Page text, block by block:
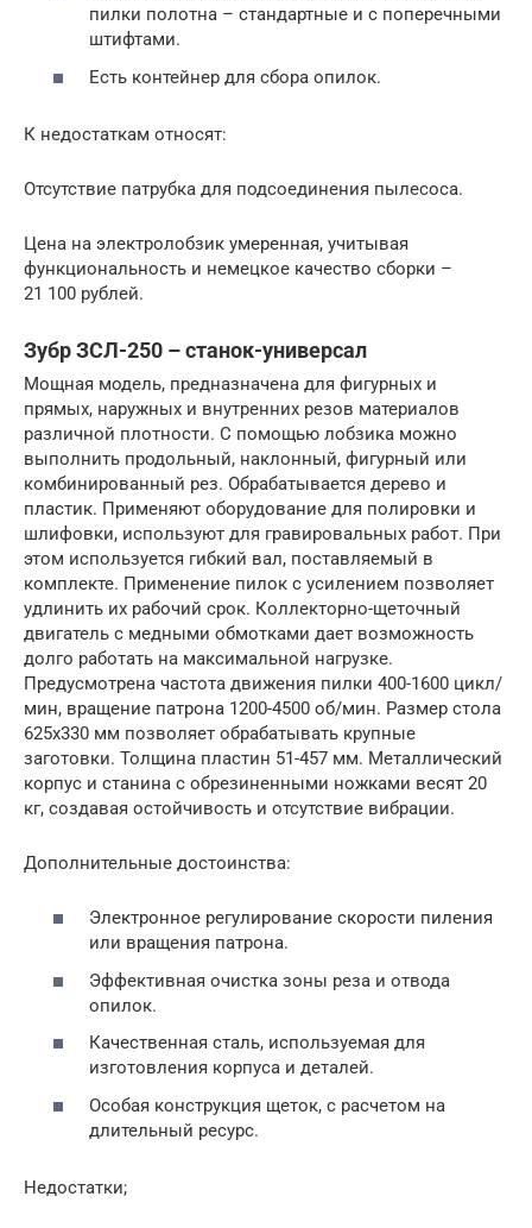
пилки полотна – стандартные и с поперечными
штифтами.
Есть контейнер для сбора опилок.
К недостаткам относят:
Отсутствие патрубка для подсоединения пылесоса.
Цена на электролобзик умеренная, учитывая
функциональность и немецкое качество сборки –
21 100 рублей.
Зубр ЗСЛ-250 – станок-универсал
Мощная модель, предназначена для фигурных и
прямых, наружных и внутренних резов материалов
различной плотности. С помощью лобзика можно
выполнить продольный, наклонный, фигурный или
комбинированный рез. Обрабатывается дерево и
пластик. Применяют оборудование для полировки и
шлифовки, используют для гравировальных работ. При
этом используется гибкий вал, поставляемый в
комплекте. Применение пилок с усилением позволяет
удлинить их рабочий срок. Коллекторно-щеточный
двигатель с медными обмотками дает возможность
долго работать на максимальной нагрузке.
Предусмотрена частота движения пилки 400-1600 цикл/
мин, вращение патрона 1200-4500 об/мин. Размер стола
625х330 мм позволяет обрабатывать крупные
заготовки. Толщина пластин 51-457 мм. Металлический
корпус и станина с обрезиненными ножками весят 20
кг, создавая остойчивость и отсутствие вибрации.
Дополнительные достоинства:
Электронное регулирование скорости пиления
или вращения патрона.
Эффективная очистка зоны реза и отвода
опилок.
Качественная сталь, используемая для
изготовления корпуса и деталей.
Особая конструкция щеток, с расчетом на
длительный ресурс.
Недостатки;